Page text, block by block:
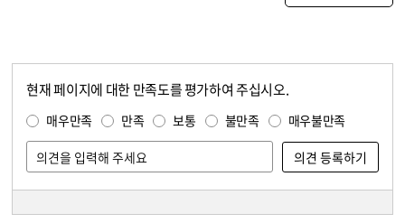
현재 페이지에 대한 만족도를 평가하여 주십시오.
매우만족 만족 보통 불만족 매우불만족